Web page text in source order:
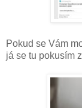
Pokud se Vám
já se tu pokusím